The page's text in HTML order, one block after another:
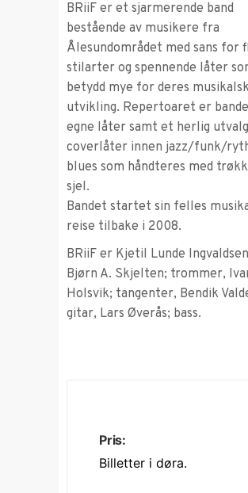
BRiiF er et sjarmerende band
bestående av musikere fra
Ålesundområdet med sans for
stilarter og spennende låter
betydd mye for deres
utvikling. Repertoaret er
egne låter samt et herlig utvalg
coverlåter innen jazz/funk/
blues som håndteres med
sjel.
Bandet startet sin felles
reise tilbake i 2008.
BRiiF er Kjetil Lunde
Bjørn A. Skjelten; trommer,
Holsvik; tangenter, Bendik
gitar, Lars Øverås; bass.
Pris:
Billetter i døra.